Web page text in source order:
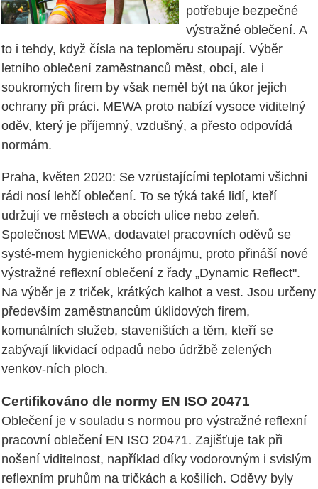
potřebuje bezpečné
výstražné oblečení. A
to i tehdy, když čísla na teploměru stoupají. Výběr
letního oblečení zaměstnanců měst, obcí, ale i
soukromých firem by však neměl být na úkor jejich
ochrany při práci. MEWA proto nabízí vysoce viditelný
oděv, který je příjemný, vzdušný, a přesto odpovídá
normám.
Praha, květen 2020: Se vzrůstajícími teplotami všichni
rádi nosí lehčí oblečení. To se týká také lidí, kteří
udržují ve městech a obcích ulice nebo zeleň.
Společnost MEWA, dodavatel pracovních oděvů se
systé-mem hygienického pronájmu, proto přináší nové
výstražné reflexní oblečení z řady „Dynamic Reflect".
Na výběr je z triček, krátkých kalhot a vest. Jsou určeny
především zaměstnancům úklidových firem,
komunálních služeb, staveništích a těm, kteří se
zabývají likvidací odpadů nebo údržbě zelených
venkov-ních ploch.
Certifikováno dle normy EN ISO 20471
Oblečení je v souladu s normou pro výstražné reflexní
pracovní oblečení EN ISO 20471. Zajišťuje tak při
nošení viditelnost, například díky vodorovným i svislým
reflexním pruhům na tričkách a košilích. Oděvy byly